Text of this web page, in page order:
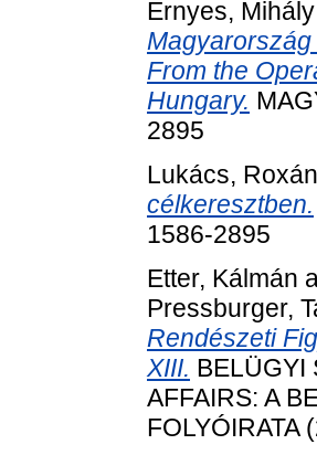
Ernyes, Mihály
From the
Hungary.
2895
Lukács,
célkeresztben.
1586-2895
Etter, Kálmán
Pressburger,
Rendészeti
XIII. BELÜGYI
AFFAIRS: A
FOLYÓIRATA